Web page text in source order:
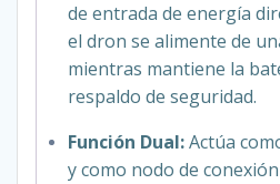
de entrada de energía
el dron se alimente de
mientras mantiene la
respaldo de seguridad.
Función Dual:Actúa
y como nodo de